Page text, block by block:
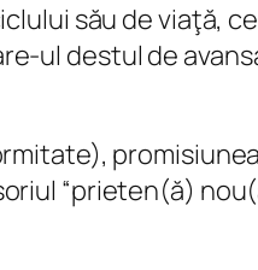
său de viaţă,
ul destul de
“prieten(ă)